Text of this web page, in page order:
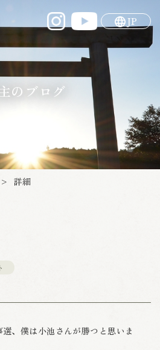
JP
のブログ
> 詳細
、僕は小池さんが勝つと思いま